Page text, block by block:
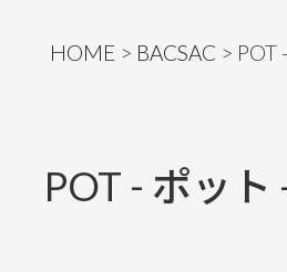
HOME BACSAC POT
POT - ポット